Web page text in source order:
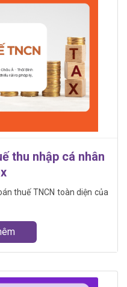
thu nhập cá nhân
thuế TNCN toàn diện của